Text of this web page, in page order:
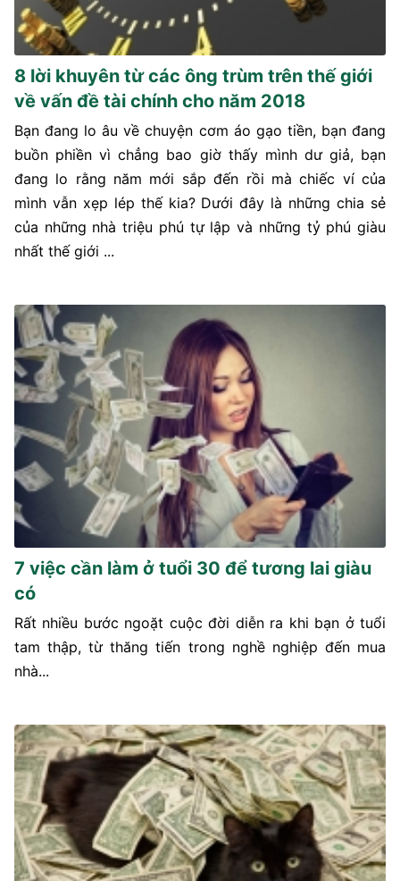
8 lời khuyên từ các ông trùm trên thế giới
về vấn đề tài chính cho năm 2018
Bạn đang lo âu về chuyện cơm áo gạo tiền, bạn đang
buồn phiền vì chẳng bao giờ thấy mình dư giả, bạn
đang lo rằng năm mới sắp đến rồi mà chiếc ví của
mình vẫn xẹp lép thế kia? Dưới đây là những chia sẻ
của những nhà triệu phú tự lập và những tỷ phú giàu
nhất thế giới ...
7 việc cần làm ở tuổi 30 để tương lai giàu
có
Rất nhiều bước ngoặt cuộc đời diễn ra khi bạn ở tuổi
tam thập, từ thăng tiến trong nghề nghiệp đến mua
nhà...